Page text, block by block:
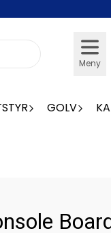
Meny
GOLV